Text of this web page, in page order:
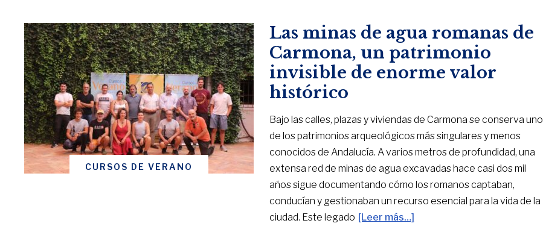
CURSOS DE VERANO
Las minas de agua romanas de
Carmona, un patrimonio
invisible de enorme valor
histórico
Bajo las calles, plazas y viviendas de Carmona se conserva uno
de los patrimonios arqueológicos más singulares y menos
conocidos de Andalucía. A varios metros de profundidad, una
extensa red de minas de agua excavadas hace casi dos mil
años sigue documentando cómo los romanos captaban,
conducían y gestionaban un recurso esencial para la vida de la
ciudad. Este legado [Leer más…]